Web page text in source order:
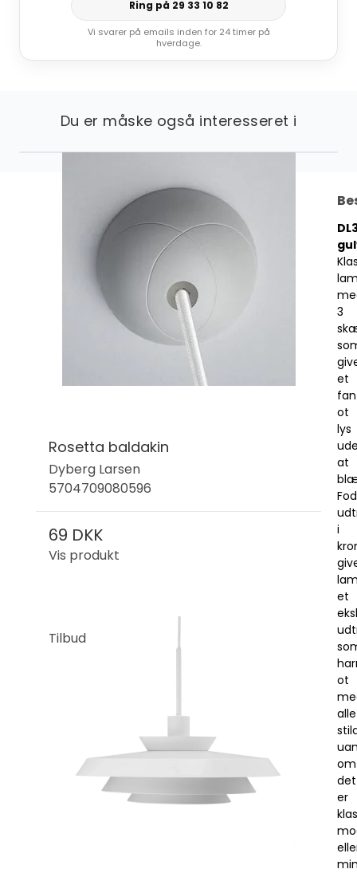
Ring på 29 33 10 82
Vi svarer på emails inden for 24 timer på
hverdage.
Du er måske også interesseret i
Rosetta baldakin
Dyberg Larsen
5704709080596
69 DKK
Vis produkt
Tilbud
3
et
ot
lys
at
i
et
ot
alle
om
det
er